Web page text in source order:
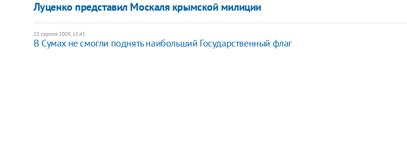
Луценко представил Москаля крымской милиции
23 серпня 2009, 15:45
В Сумах не смогли поднять наибольший Государственный флаг